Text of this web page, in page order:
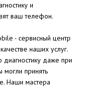
и
ваш телефон.
- сервисный центр
наших услуг.
даже при
могли принять
Наши мастера